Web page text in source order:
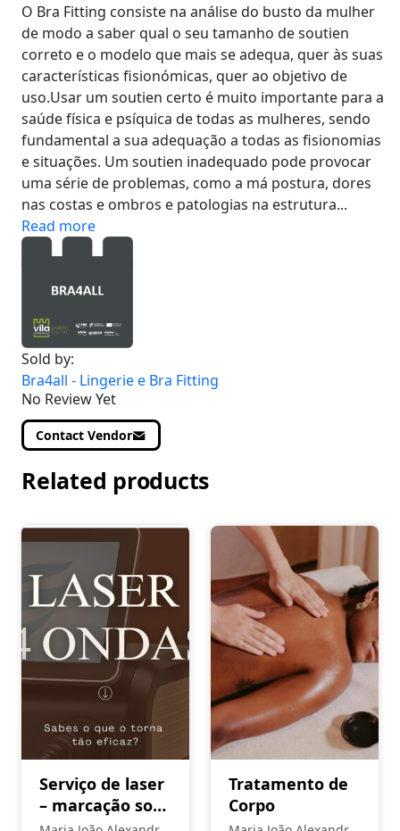
​O Bra Fitting consiste na análise do busto da mulher
de modo a saber qual o seu tamanho de soutien
correto e o modelo que mais se adequa, quer às suas
características fisionómicas, quer ao objetivo de
uso.Usar um soutien certo é muito importante para a
saúde física e psíquica de todas as mulheres, sendo
fundamental a sua adequação a todas as fisionomias
e situações. Um soutien inadequado pode provocar
uma série de problemas, como a má postura, dores
nas costas e ombros e patologias na estrutura...
Read more
Sold by:
Bra4all - Lingerie e Bra Fitting
No Review Yet
Contact Vendor
Related products
Serviço de laser
– marcação sob
consulta
Tratamento de
Corpo